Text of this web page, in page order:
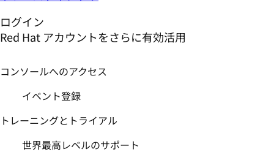
ログイン
Red Hat アカウントをさらに有効活用
コンソールへのアクセス
イベント登録
トレーニングとトライアル
世界最高レベルのサポート